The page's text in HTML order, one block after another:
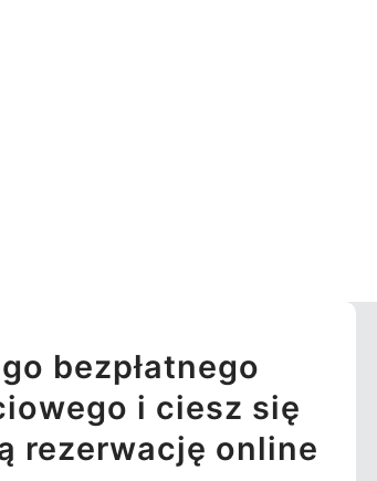
bezpłatnego
i ciesz się
rezerwację online